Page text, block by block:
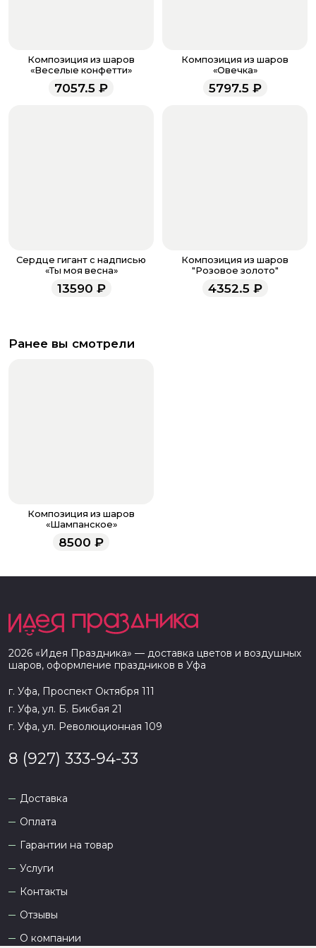
звоните по номеру телефона
напишите WhatsApp
+7 937 333-66-53. Наши
менеджеры работают ежедневно с 9.00 до 23.00 и
всегда рады проконсультировать вас.
Композиция из шаров
«Веселые конфетти»
7057.5 ₽
Композиция из шаров
«Овечка»
5797.5₽
Сердце гигант с надписью
«Ты моя весна»
13590 ₽
Композиция из шаров
"Розовое золото"
4352.5₽
Ранее вы смотрели
Композиция из шаров
«Шампанское»
8500 ₽
2026 «Идея Праздника» — доставка цветов и воздушных
шаров, оформление праздников в Уфа
г. Уфа, Проспект Октября 111
г. Уфа, ул. Б. Бикбая 21
г. Уфа, ул. Революционная 109
8 (927) 333-94-33
Доставка
Оплата
Гарантии на товар
Услуги
Контакты
Отзывы
О компании